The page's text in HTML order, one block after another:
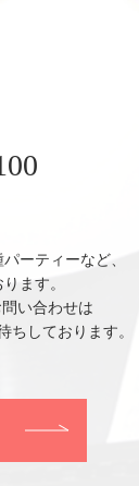
ーティーなど、
ます。
い合わせは
ちしております。